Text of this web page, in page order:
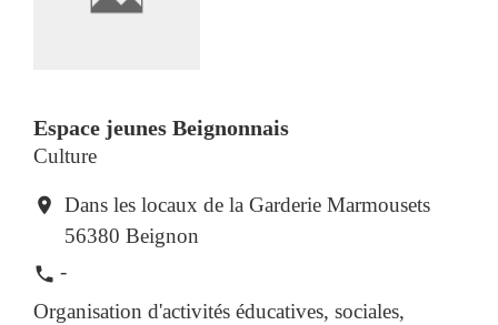
Espace jeunes Beignonnais
Culture
location_on Dans les locaux de la Garderie Marmousets
56380 Beignon
phone -
Organisation d'activités éducatives, sociales,